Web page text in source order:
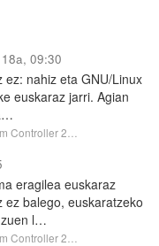
09:30
ez: nahiz eta GNU/Linux
euskaraz jarri. Agian
Controller 2…
eragilea euskaraz
balego, euskaratzeko
zuen l…
Controller 2…